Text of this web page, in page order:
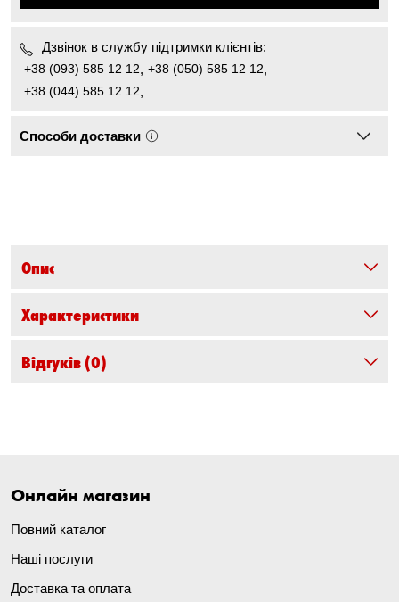
Дзвінок в службу підтримки клієнтів:
+38 (093) 585 12 12, +38 (050) 585 12 12,
+38 (044) 585 12 12,
Способи доставки
Опис
Характеристики
Відгуків (0)
Онлайн магазин
Повний каталог
Наші послуги
Доставка та оплата